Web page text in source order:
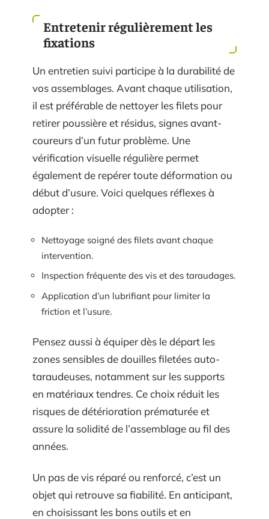
Entretenir régulièrement les
fixations
Un entretien suivi participe à la durabilité de
vos assemblages. Avant chaque utilisation,
il est préférable de nettoyer les filets pour
retirer poussière et résidus, signes avant-
coureurs d’un futur problème. Une
vérification visuelle régulière permet
également de repérer toute déformation ou
début d’usure. Voici quelques réflexes à
adopter :
Nettoyage soigné des filets avant chaque
intervention.
Inspection fréquente des vis et des taraudages.
Application d’un lubrifiant pour limiter la
friction et l’usure.
Pensez aussi à équiper dès le départ les
zones sensibles de douilles filetées auto-
taraudeuses, notamment sur les supports
en matériaux tendres. Ce choix réduit les
risques de détérioration prématurée et
assure la solidité de l’assemblage au fil des
années.
Un pas de vis réparé ou renforcé, c’est un
objet qui retrouve sa fiabilité. En anticipant,
en choisissant les bons outils et en